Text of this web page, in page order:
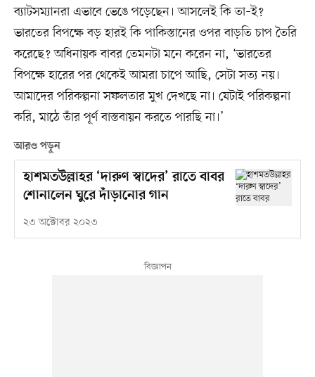
ব্যাটসম্যানরা এভাবে ভেঙে পড়েছেন। আসলেই কি তা–ই?
ভারতের বিপক্ষে বড় হারই কি পাকিস্তানের ওপর বাড়তি চাপ তৈরি
করেছে? অধিনায়ক বাবর তেমনটা মনে করেন না, ‘ভারতের
বিপক্ষে হারের পর থেকেই আমরা চাপে আছি, সেটা সত্য নয়।
আমাদের পরিকল্পনা সফলতার মুখ দেখছে না। যেটাই পরিকল্পনা
করি, মাঠে তাঁর পূর্ণ বাস্তবায়ন করতে পারছি না।’
আরও পড়ুন
হাশমতউল্লাহর ‘দারুণ স্বাদের’ রাতে বাবর
শোনালেন ঘুরে দাঁড়ানোর গান
২৩ অক্টোবর ২০২৩